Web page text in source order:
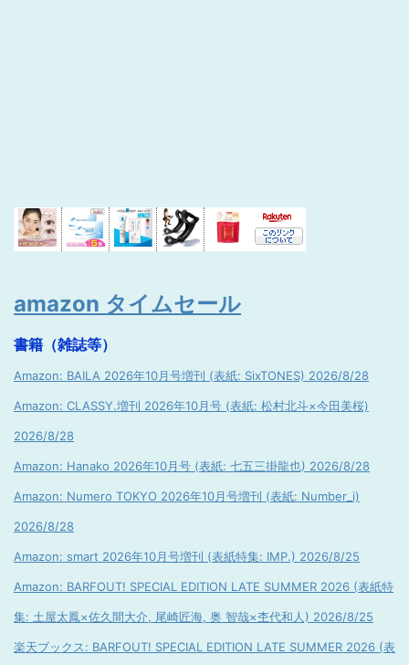
amazon タイムセール
書籍（雑誌等）
Amazon: BAILA 2026年10月号増刊 (表紙: SixTONES) 2026/8/28
Amazon: CLASSY.増刊 2026年10月号 (表紙: 松村北斗×今田美桜)
2026/8/28
Amazon: Hanako 2026年10月号 (表紙: 七五三掛龍也) 2026/8/28
Amazon: Numero TOKYO 2026年10月号増刊 (表紙: Number_i)
2026/8/28
Amazon: smart 2026年10月号増刊 (表紙特集: IMP.) 2026/8/25
Amazon: BARFOUT! SPECIAL EDITION LATE SUMMER 2026 (表紙特
集: 土屋太鳳×佐久間大介, 尾崎匠海, 奥 智哉×杢代和人) 2026/8/25
楽天ブックス: BARFOUT! SPECIAL EDITION LATE SUMMER 2026 (表